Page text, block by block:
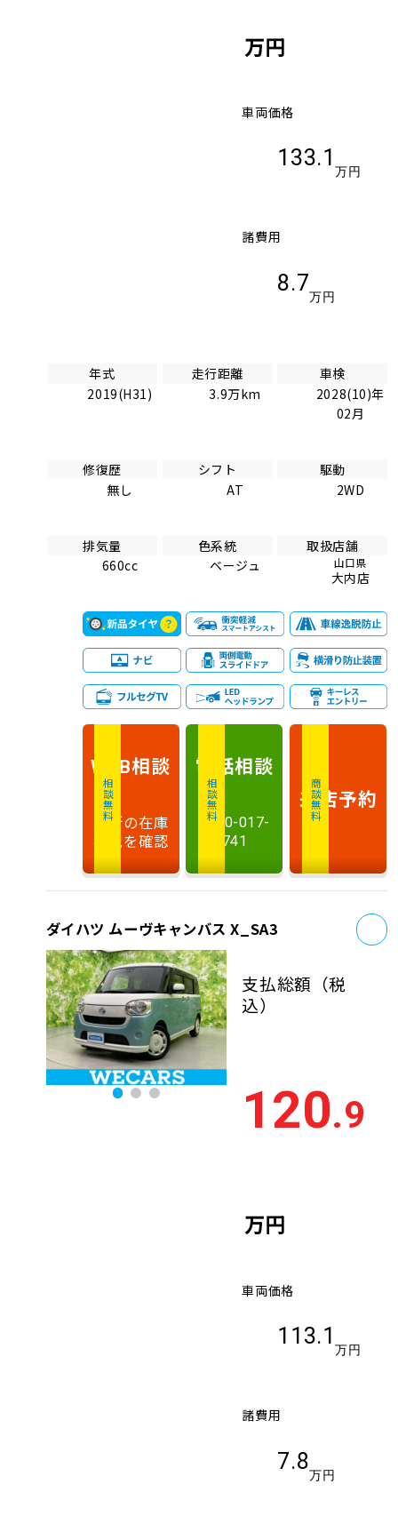
万円
車両価格
133.1
万円
諸費用
8.7
万円
年式
2019(H31)
走行距離
3.9万km
車検
2028(10)年
02月
修復歴
無し
シフト
AT
駆動
2WD
排気量
660cc
色系統
ベージュ
取扱店舗
山口県
大内店
相談無料
WEB相談
最新の在庫
状況を確認
相談無料
電話相談
0120-017-
741
商談無料
来店予約
ダイハツ ムーヴキャンバス X_SA3
支払総額 （税
込）
120.9
万円
車両価格
113.1
万円
諸費用
7.8
万円